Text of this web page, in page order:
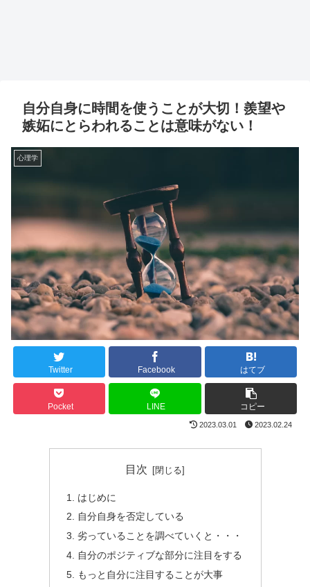
自分自身に時間を使うことが大切！羨望や
嫉妬にとらわれることは意味がない！
心理学
Twitter Facebook はてブ
Pocket LINE コピー
2023.03.01 2023.02.24
目次
はじめに
自分自身を否定している
劣っていることを調べていくと・・・
自分のポジティブな部分に注目をする
もっと自分に注目することが大事